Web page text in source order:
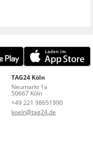
TAG24 Köln
Neumarkt 1a
50667 Köln
+49 221 98651990
koeln@tag24.de